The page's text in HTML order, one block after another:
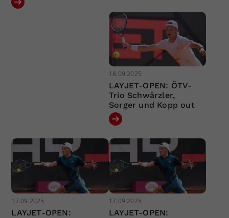
18.09.2025
LAYJET-OPEN: ÖTV-
Trio Schwärzler,
Sorger und Kopp out
17.09.2025
LAYJET-OPEN:
17.09.2025
LAYJET-OPEN: